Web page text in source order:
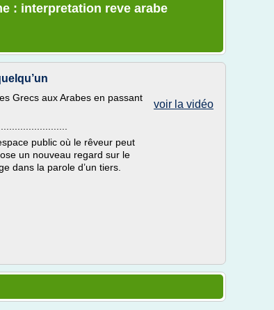
: interpretation reve arabe
voir la vidéo
Grecs aux Arabes en passant
public où le rêveur peut
un nouveau regard sur le
dans la parole d’un tiers.